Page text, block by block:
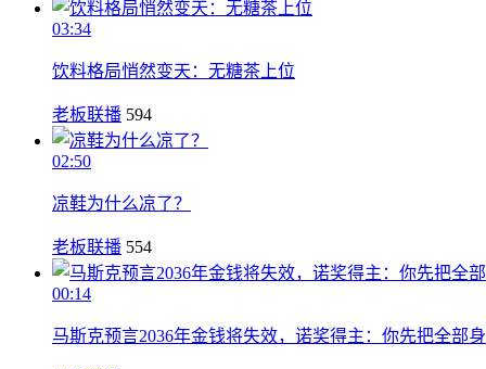
03:34
饮料格局悄然变天：无糖茶上位
老板联播 594
02:50
凉鞋为什么凉了？
老板联播 554
00:14
马斯克预言2036年金钱将失效，诺奖得主：你先把全部